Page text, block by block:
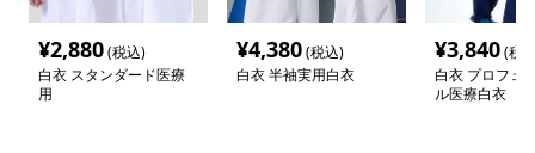
¥2,880(税込)
白衣 スタンダード医療
用
¥4,380(税込)
白衣 半袖実用白衣
¥3,840(税
白衣 プロフェ
ル医療白衣